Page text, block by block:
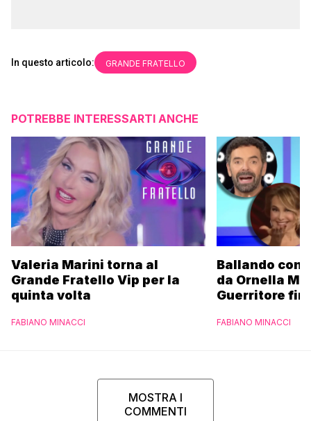
In questo articolo: GRANDE FRATELLO
POTREBBE INTERESSARTI ANCHE
Valeria Marini torna al
Grande Fratello Vip per la
quinta volta
FABIANO MINACCI
Ballando con
da Ornella
Guerritore
l’esclusiva di
FABIANO MINACCI
MOSTRA I
COMMENTI